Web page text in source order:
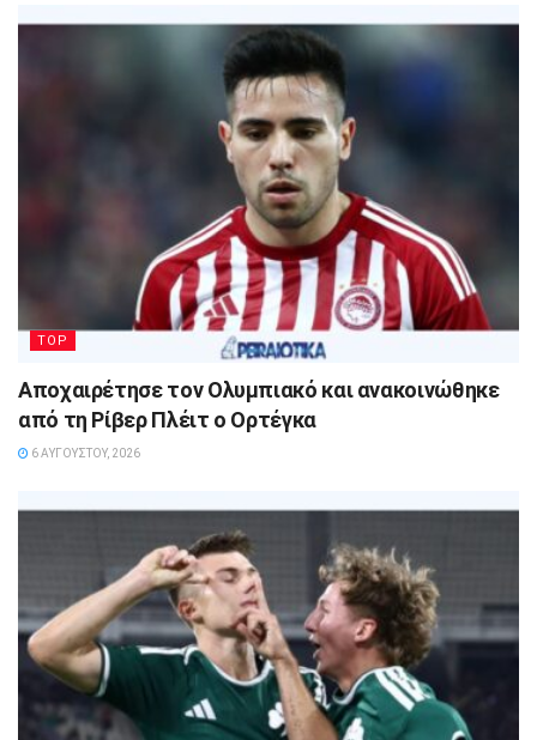
TOP
Αποχαιρέτησε τον Ολυμπιακό και ανακοινώθηκε
από τη Ρίβερ Πλέιτ ο Ορτέγκα
6 ΑΥΓΟΎΣΤΟΥ, 2026